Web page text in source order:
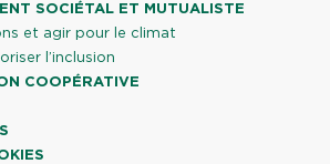
SOCIÉTAL ET MUTUALISTE
et agir pour le climat
l’inclusion
COOPÉRATIVE